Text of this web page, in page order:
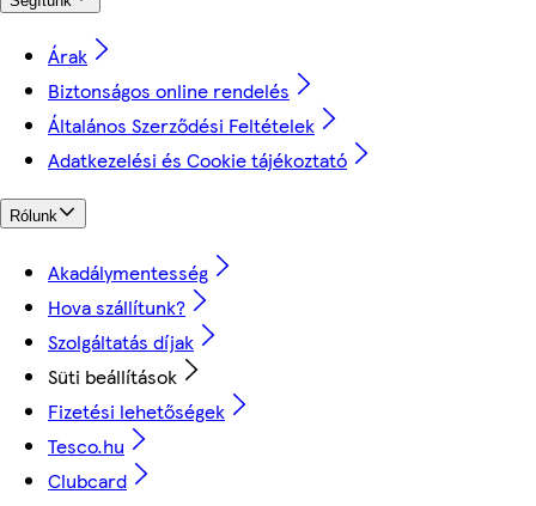
Árak
Biztonságos online rendelés
Általános Szerződési Feltételek
Adatkezelési és Cookie tájékoztató
Rólunk
Akadálymentesség
Hova szállítunk?
Szolgáltatás díjak
Süti beállítások
Fizetési lehetőségek
Tesco.hu
Clubcard